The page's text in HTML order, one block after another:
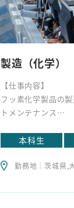
製造（化学）
【仕事内容】
フッ素化学製品の
トメンテナンス
【特色】
• 培った技能を海外
• ダイキン情報大
本科生
勤務地｜茨城県,